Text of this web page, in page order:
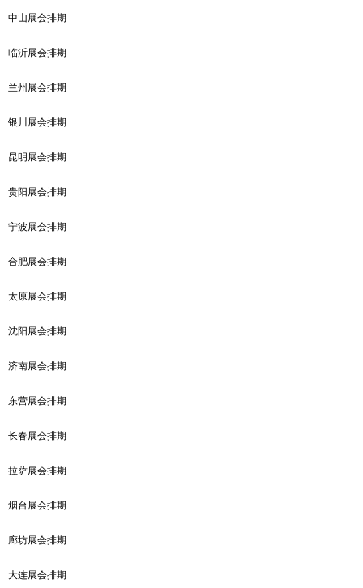
中山展会排期
临沂展会排期
兰州展会排期
银川展会排期
昆明展会排期
贵阳展会排期
宁波展会排期
合肥展会排期
太原展会排期
沈阳展会排期
济南展会排期
东营展会排期
长春展会排期
拉萨展会排期
烟台展会排期
廊坊展会排期
大连展会排期